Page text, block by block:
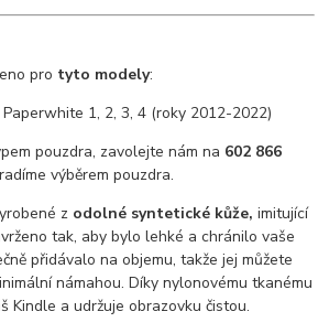
pro tyto modely:
1, 2, 3, 4 (roky 2012-2022)
pouzdra, zavolejte nám na 602 866
výběrem pouzdra.
z odolné syntetické kůže,imitující
tak, aby bylo lehké a chránilo vaše
přidávalo na objemu, takže jej můžete
námahou. Díky nylonovému tkanému
Kindle a udržuje obrazovku čistou.